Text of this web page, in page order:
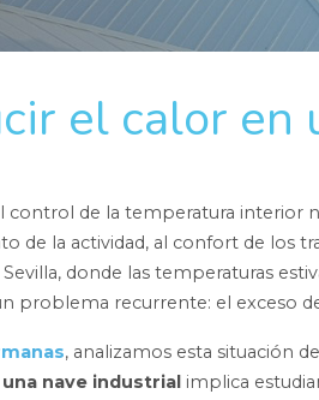
el calor
control de la temperatura interior
de la actividad, al confort de los
donde las temperaturas
problema recurrente: el exceso
, analizamos esta situación
nave industrial implica